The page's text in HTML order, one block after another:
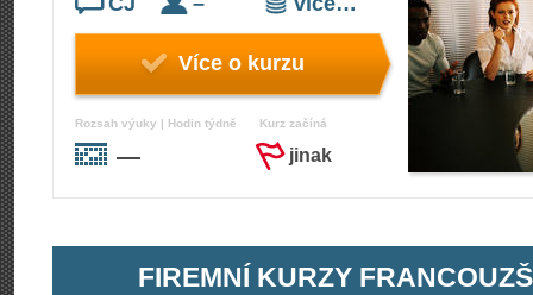
Více o kurzu
Rozsah výuky | Hodin týdně
—
Kurz začíná
jinak
FIREMNÍ KURZY